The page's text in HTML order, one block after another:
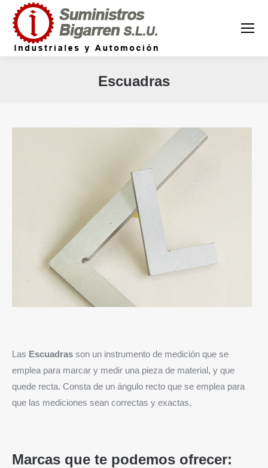
Escuadras
Las Escuadras son un instrumento de medición que se
emplea para marcar y medir una pieza de material, y que
quede recta. Consta de un ángulo recto que se emplea para
que las mediciones sean correctas y exactas.
Marcas que te podemos ofrecer: